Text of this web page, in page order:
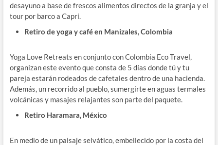
desayuno a base de frescos alimentos directos de la granja y el
tour por barco a Capri.
Retiro de yoga y café en Manizales, Colombia
Yoga Love Retreats en conjunto con Colombia Eco Travel,
organizan este evento que consta de 5 días donde tú y tu
pareja estarán rodeados de cafetales dentro de una hacienda.
Además, un recorrido al pueblo, sumergirte en aguas termales
volcánicas y masajes relajantes son parte del paquete.
Retiro Haramara, México
En medio de un paisaje selvático, embellecido por la costa del